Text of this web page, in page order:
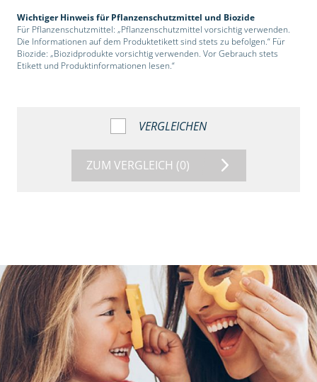
Wichtiger Hinweis für Pflanzenschutzmittel und Biozide
Für Pflanzenschutzmittel: „Pflanzenschutzmittel vorsichtig verwenden.
Die Informationen auf dem Produktetikett sind stets zu befolgen.“ Für
Biozide: „Biozidprodukte vorsichtig verwenden. Vor Gebrauch stets
Etikett und Produktinformationen lesen.“
VERGLEICHEN
ZUM VERGLEICH (0)